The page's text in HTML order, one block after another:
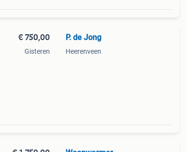
€ 750,00
Gisteren
P. de Jong
Heerenveen